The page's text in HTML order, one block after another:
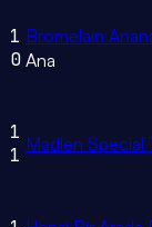
1
0
Bromelain
Ana
1
1 Madlen Special